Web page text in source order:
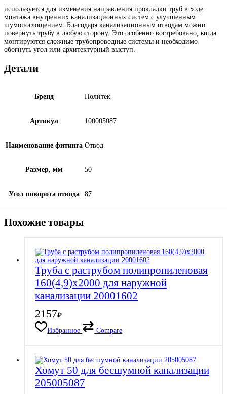
используется для изменения направления прокладки труб в ходе
монтажа внутренних канализационных систем с улучшенным
шумопоглощением. Благодаря канализационным отводам можно
повернуть трубу в любую сторону. Это особенно востребовано, когда
монтируются сложные трубопроводные системы и необходимо
обогнуть угол или архитектурный выступ.
Детали
Бренд Политек
Артикул 100005087
Наименование фитинга Отвод
Размер, мм 50
Угол поворота отвода 87
Похожие товары
Труба с раструбом полипропиленовая
160(4,9)х2000 для наружной
канализации 20001602
2157₽
Избранное
Compare
Хомут 50 для бесшумной канализации
205005087